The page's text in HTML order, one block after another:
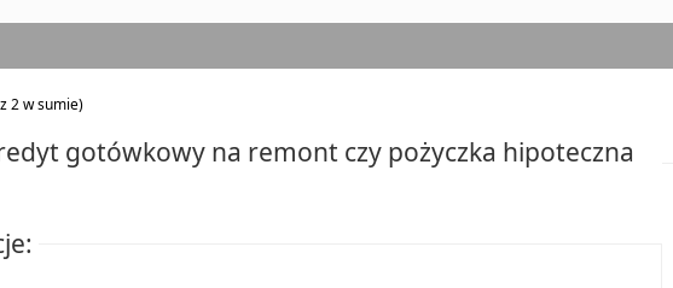
2 w sumie)
gotówkowy na remont czy pożyczka hipoteczna